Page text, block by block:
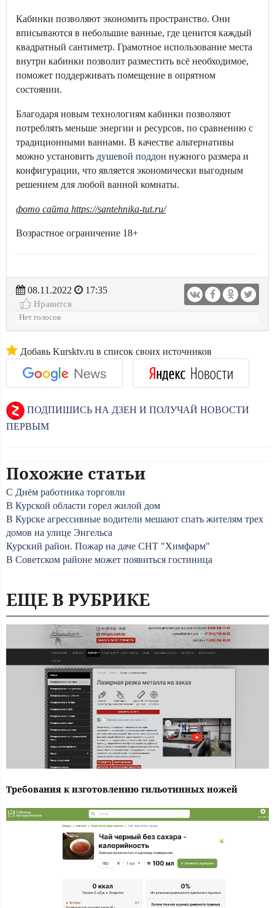
Кабинки позволяют экономить пространство. Они
вписываются в небольшие ванные, где ценится каждый
квадратный сантиметр. Грамотное использование места
внутри кабинки позволит разместить всё необходимое,
поможет поддерживать помещение в опрятном
состоянии.
Благодаря новым технологиям кабинки позволяют
потреблять меньше энергии и ресурсов, по сравнению с
традиционными ваннами. В качестве альтернативы
можно установить душевой поддон нужного размера и
конфигурации, что является экономически выгодным
решением для любой ванной комнаты.
фото сайта https://santehnika-tut.ru/
Возрастное ограничение 18+
08.11.2022
17:35
Нравится
Нет голосов
Добавь Kursktv.ru в список своих источников
ПОДПИШИСЬ НА ДЗЕН И ПОЛУЧАЙ НОВОСТИ
ПЕРВЫМ
Похожие статьи
С Днём работника торговли
В Курской области горел жилой дом
В Курске агрессивные водители мешают спать жителям трех
домов на улице Энгельса
Курский район. Пожар на даче СНТ "Химфарм"
В Советском районе может появиться гостиница
ЕЩЕ В РУБРИКЕ
Требования к изготовлению гильотинных ножей